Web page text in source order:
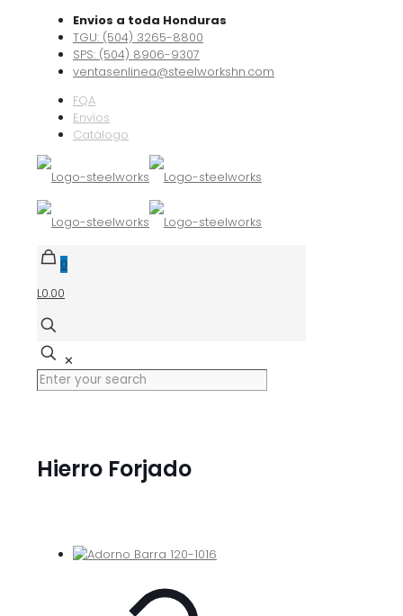
Envios a toda Honduras
TGU: (504) 3265-8800
SPS: (504) 8906-9307
ventasenlinea@steelworkshn.com
FQA
Envíos
Catálogo
0
L0.00
✕
Hierro Forjado